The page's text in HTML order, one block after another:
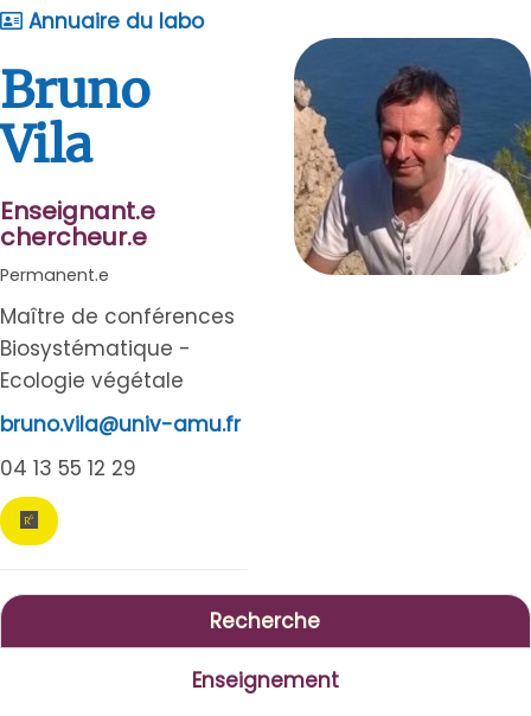
Annuaire du labo
Bruno
Vila
Enseignant.e
chercheur.e
Permanent.e
Maître de conférences
Biosystématique -
Ecologie végétale
bruno.vila@univ-amu.fr
04 13 55 12 29
Recherche
Enseignement